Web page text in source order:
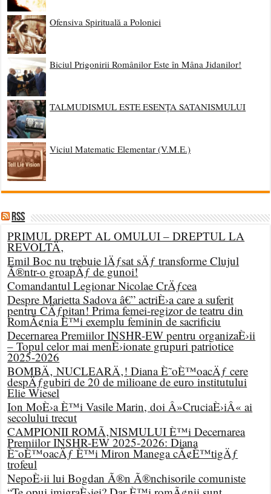
Ofensiva Spirituală a Poloniei
Biciul Prigonirii Românilor Este în Mâna Jidanilor!
TALMUDISMUL ESTE ESENȚA SATANISMULUI
Viciul Matematic Elementar (V.M.E.)
RSS
PRIMUL DREPT AL OMULUI – DREPTUL LA
REVOLTÄ‚
Emil Boc nu trebuie lÄƒsat sÄƒ transforme Clujul
Ã®ntr-o groapÄƒ de gunoi!
Comandantul Legionar Nicolae CrÄƒcea
Despre Marietta Sadova â€” actriÈ›a care a suferit
pentru CÄƒpitan! Prima femei-regizor de teatru din
RomÃ¢nia È™i exemplu feminin de sacrificiu
Decernarea Premiilor INSHR-EW pentru organizaÈ›ii
– Topul celor mai menÈ›ionate grupuri patriotice
2025-2026
BOMBÄ‚ NUCLEARÄ‚! Diana È˜oÈ™oacÄƒ cere
despÄƒgubiri de 20 de milioane de euro institutului
Elie Wiesel
Ion MoÈ›a È™i Vasile Marin, doi Â»CruciaÈ›iÂ« ai
secolului trecut
CAMPIONII ROMÃ‚NISMULUI È™i Decernarea
Premiilor INSHR-EW 2025-2026: Diana
È˜oÈ™oacÄƒ È™i Miron Manega cÃ¢È™tigÄƒ
trofeul
NepoÈ›ii lui Bogdan Ã®n Ã®nchisorile comuniste